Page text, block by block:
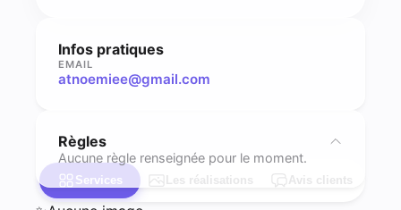
Infos pratiques
EMAIL
atnoemiee@gmail.com
Règles
Aucune règle renseignée pour le moment.
Services Les réalisations Avis clients